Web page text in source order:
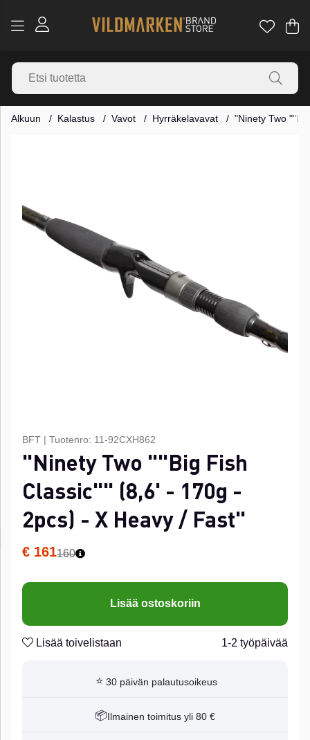
.
Alkuun Kalastus Vavot Hyrräkelavavat "Ninety Two
BFT | Tuotenro: 11-92CXH862
"Ninety Two ""Big Fish
Classic"" (8,6' - 170g -
2pcs) - X Heavy / Fast"
€ 161160
Lisää ostoskoriin
Lisää toivelistaan 1-2 työpäivää
⭐ 30 päivän palautusoikeus
📦 Ilmainen toimitus yli 80 €